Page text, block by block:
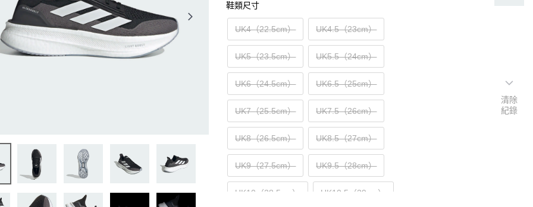
鞋類尺寸
UK4（22.5cm） UK4.5（23cm）
UK5（23.5cm） UK5.5（24cm）
UK6（24.5cm） UK6.5（25cm）
UK7（25.5cm） UK7.5（26cm）
UK8（26.5cm） UK8.5（27cm）
UK9（27.5cm） UK9.5（28cm）
UK10（28.5cm） UK10.5（29cm）
清除
紀錄